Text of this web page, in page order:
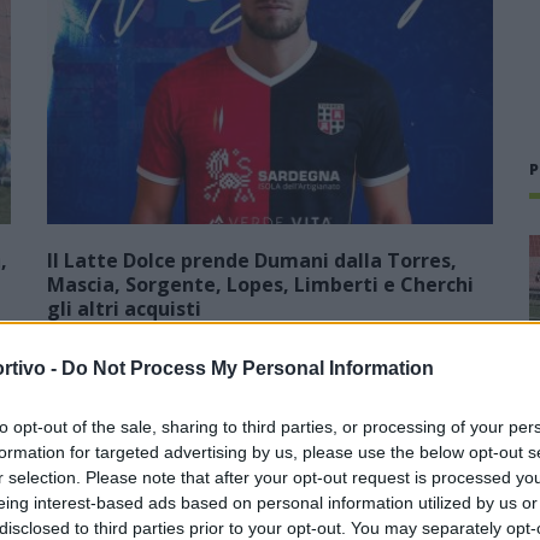
- Do Not Process My Personal Information
opt-out of the sale, sharing to third parties, or processing of your
for targeted advertising by us, please use the below opt-out
selection. Please note that after your opt-out request is processed
interest-based ads based on personal information utilized by us
to third parties prior to your opt-out. You may separately
Il Latte Dolce prende Dumani dalla Torres,
Mascia, Sorgente, Lopes, Limberti e Cherchi
gli altri acquisti
Latte Dolce al Comunale di Latte Dolce. Un buon test per la
squadra di Michele Fini che ha subito un gol per tempo da
parte di Liviero al…
Gran colpo dell'Ossese, per la difesa